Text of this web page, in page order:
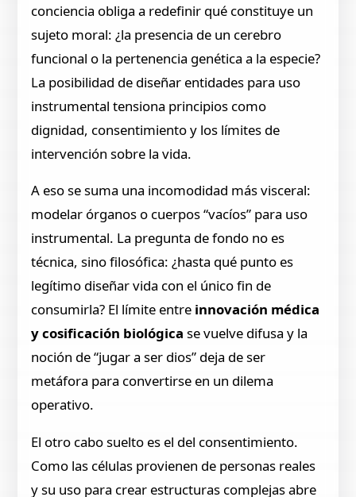
conciencia obliga a redefinir qué constituye un
sujeto moral: ¿la presencia de un cerebro
funcional o la pertenencia genética a la especie?
La posibilidad de diseñar entidades para uso
instrumental tensiona principios como
dignidad, consentimiento y los límites de
intervención sobre la vida.
A eso se suma una incomodidad más visceral:
modelar órganos o cuerpos “vacíos” para uso
instrumental. La pregunta de fondo no es
técnica, sino filosófica: ¿hasta qué punto es
legítimo diseñar vida con el único fin de
consumirla? El límite entre innovación médica
y cosificación biológicase vuelve difusa y la
noción de “jugar a ser dios” deja de ser
metáfora para convertirse en un dilema
operativo.
El otro cabo suelto es el del consentimiento.
Como las células provienen de personas reales
y su uso para crear estructuras complejas abre